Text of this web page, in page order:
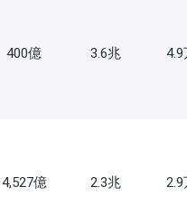
400億 3.6兆 4.9
4,527億 2.3兆 2.9